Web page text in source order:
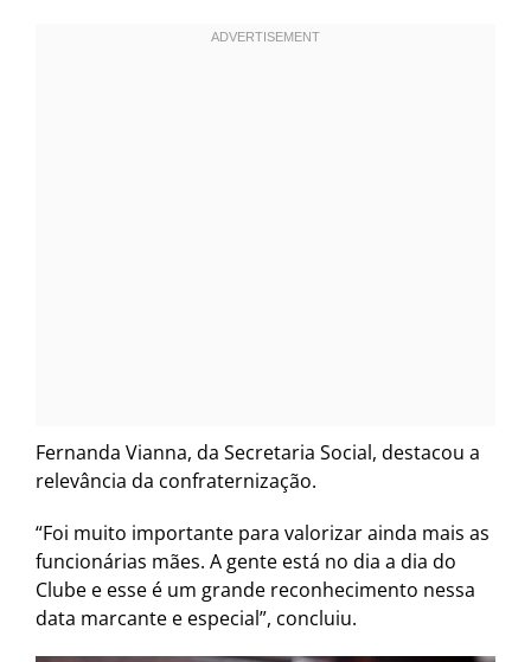
Fernanda Vianna, da Secretaria Social, destacou a
relevância da confraternização.
“Foi muito importante para valorizar ainda mais as
funcionárias mães. A gente está no dia a dia do
Clube e esse é um grande reconhecimento nessa
data marcante e especial”, concluiu.